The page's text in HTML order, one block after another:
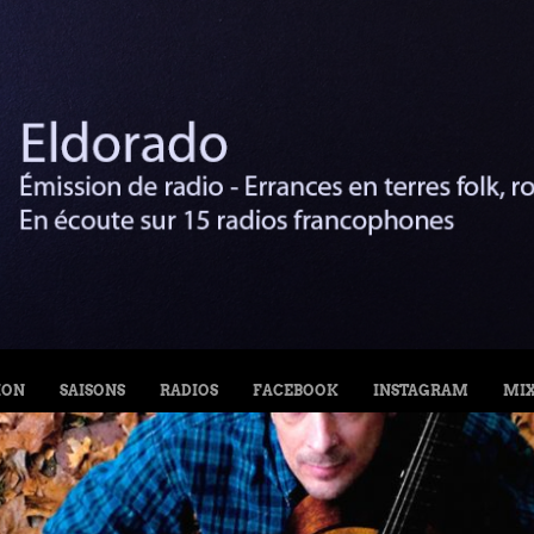
SAISONS RADIOS FACEBOOK INSTAGRAM